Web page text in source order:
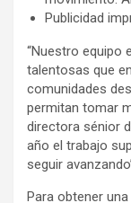
Publicidad
“Nuestro equipo
talentosas que
comunidades
permitan tomar
directora sénior
año el trabajo
seguir
Para obtener